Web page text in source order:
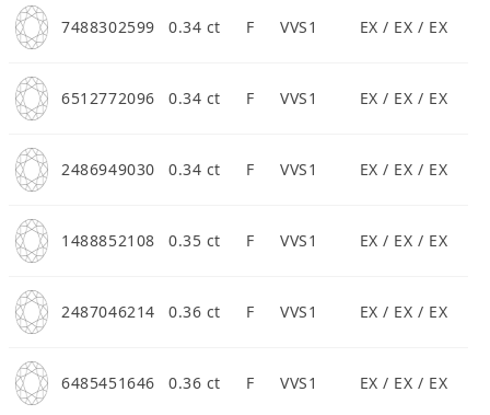
7488302599 0.34 ct F VVS1 EX / EX / EX
6512772096 0.34 ct F VVS1 EX / EX / EX
2486949030 0.34 ct F VVS1 EX / EX / EX
1488852108 0.35 ct F VVS1 EX / EX / EX
2487046214 0.36 ct F VVS1 EX / EX / EX
6485451646 0.36 ct F VVS1 EX / EX / EX